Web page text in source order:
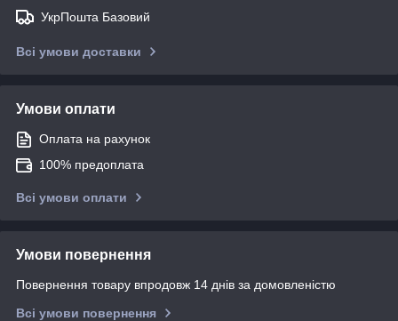
УкрПошта Базовий
Всі умови доставки
Умови оплати
Оплата на рахунок
100% предоплата
Всі умови оплати
Умови повернення
Повернення товару впродовж 14 днів за домовленістю
Всі умови повернення